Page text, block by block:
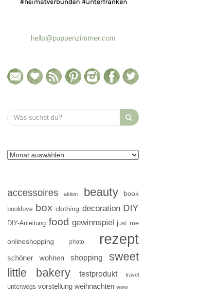
hello@puppenzimmer.com
Search
for:
accessoires aktion beauty book
booklove box clothing decoration DIY
DIY-Anleitung food gewinnspiel just me
onlineshopping photo rezept
schöner wohnen shopping
sweet
little bakery
testprodukt travel
unterwegs vorstellung weihnachten www